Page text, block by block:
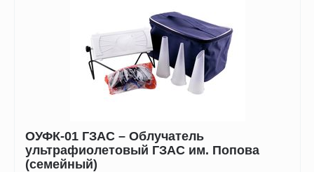
ОУФК-01 ГЗАС – Облучатель
ультрафиолетовый ГЗАС им. Попова
(семейный)